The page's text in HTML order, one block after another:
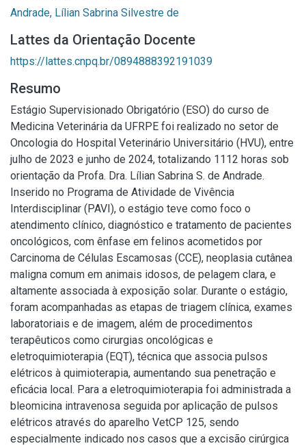
Andrade, Lílian Sabrina Silvestre de
Lattes da Orientação Docente
https://lattes.cnpq.br/0894888392191039
Resumo
Estágio Supervisionado Obrigatório (ESO) do curso de
Medicina Veterinária da UFRPE foi realizado no setor de
Oncologia do Hospital Veterinário Universitário (HVU), entre
julho de 2023 e junho de 2024, totalizando 1112 horas sob
orientação da Profa. Dra. Lílian Sabrina S. de Andrade.
Inserido no Programa de Atividade de Vivência
Interdisciplinar (PAVI), o estágio teve como foco o
atendimento clínico, diagnóstico e tratamento de pacientes
oncológicos, com ênfase em felinos acometidos por
Carcinoma de Células Escamosas (CCE), neoplasia cutânea
maligna comum em animais idosos, de pelagem clara, e
altamente associada à exposição solar. Durante o estágio,
foram acompanhadas as etapas de triagem clínica, exames
laboratoriais e de imagem, além de procedimentos
terapêuticos como cirurgias oncológicas e
eletroquimioterapia (EQT), técnica que associa pulsos
elétricos à quimioterapia, aumentando sua penetração e
eficácia local. Para a eletroquimioterapia foi administrada a
bleomicina intravenosa seguida por aplicação de pulsos
elétricos através do aparelho VetCP 125, sendo
especialmente indicado nos casos que a excisão cirúrgica